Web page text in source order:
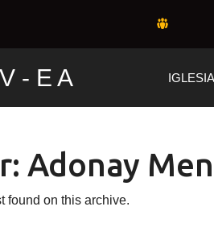
- E A IGLESIA
Adonay
found on this archive.